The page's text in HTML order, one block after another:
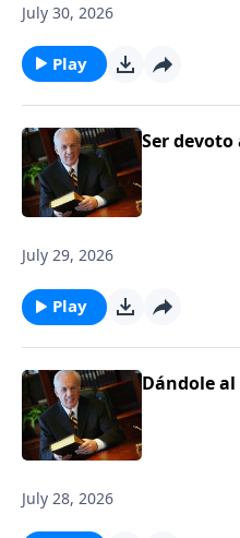
July 30, 2026
Play
Ser devoto
July 29, 2026
Play
Dándole
July 28, 2026